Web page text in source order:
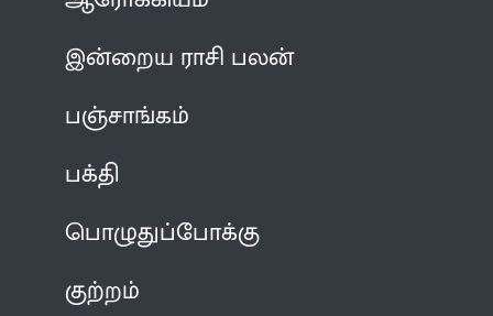
இன்றைய ராசி பலன்
பஞ்சாங்கம்
பக்தி
பொழுதுப்போக்கு
குற்றம்